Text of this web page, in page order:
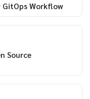
GitOps Workflow
Source